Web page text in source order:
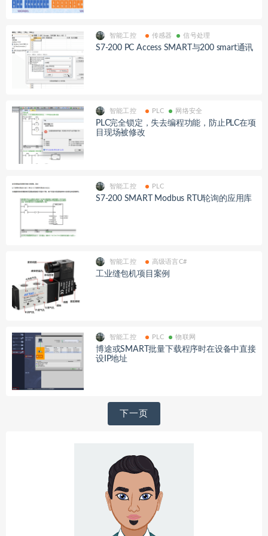
智能工控 传感器 信号处理
S7-200 PC Access SMART与200 smart通讯
智能工控 PLC 网络安全
PLC完全锁定，失去编程功能，防止PLC在项
目现场被修改
智能工控 PLC
S7-200 SMART Modbus RTU轮询的应用库
智能工控 高级语言C#
工业缝包机项目案例
智能工控 PLC 物联网
博途或SMART批量下载程序时在设备中直接
设IP地址
下一页